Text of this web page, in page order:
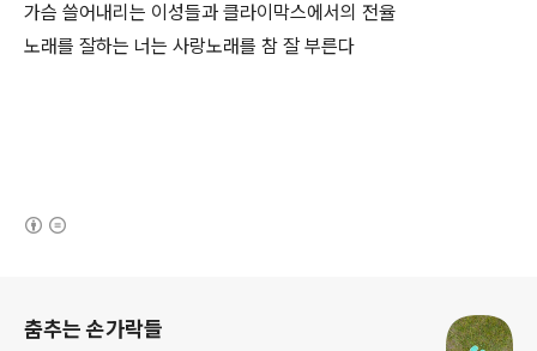
가슴 쓸어내리는 이성들과 클라이막스에서의 전율
노래를 잘하는 너는 사랑노래를 참 잘 부른다
춤추는 손가락들